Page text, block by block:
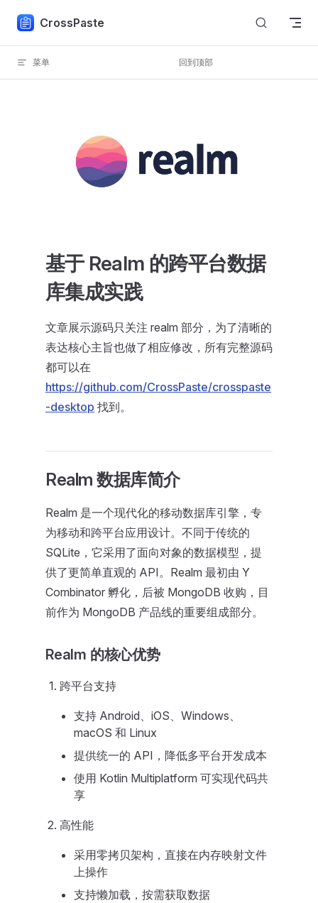
Skip to content
CrossPaste
菜单 回到顶部
基于 Realm 的跨平台数据
库集成实践
文章展示源码只关注 realm 部分，为了清晰的
表达核心主旨也做了相应修改，所有完整源码
都可以在
https://github.com/CrossPaste/crosspaste
-desktop 找到。
Realm 数据库简介
Realm 是一个现代化的移动数据库引擎，专
为移动和跨平台应用设计。不同于传统的
SQLite，它采用了面向对象的数据模型，提
供了更简单直观的 API。Realm 最初由 Y
Combinator 孵化，后被 MongoDB 收购，目
前作为 MongoDB 产品线的重要组成部分。
Realm 的核心优势
跨平台支持
支持 Android、iOS、Windows、
macOS 和 Linux
提供统一的 API，降低多平台开发成本
使用 Kotlin Multiplatform 可实现代码共
享
高性能
采用零拷贝架构，直接在内存映射文件
上操作
支持懒加载，按需获取数据